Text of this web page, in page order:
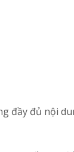
đầy đủ nội